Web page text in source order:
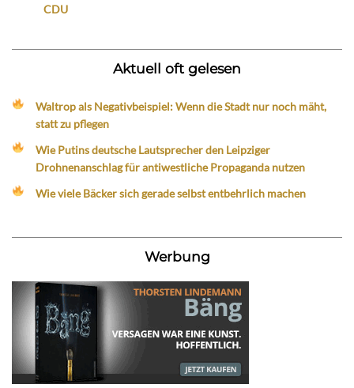
CDU
Aktuell oft gelesen
Waltrop als Negativbeispiel: Wenn die Stadt nur noch mäht,
statt zu pflegen
Wie Putins deutsche Lautsprecher den Leipziger
Drohnenanschlag für antiwestliche Propaganda nutzen
Wie viele Bäcker sich gerade selbst entbehrlich machen
Werbung